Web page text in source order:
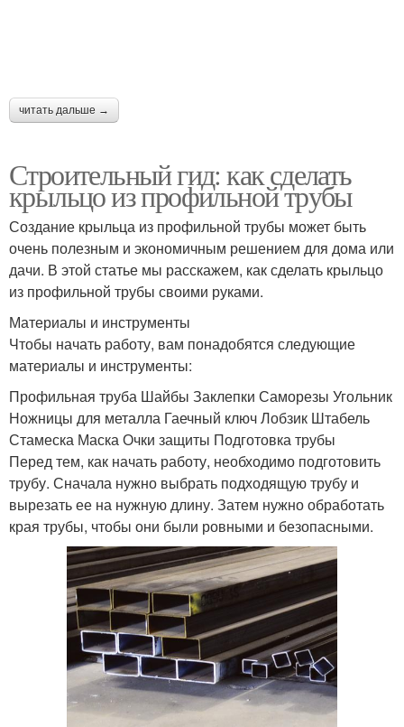
читать дальше →
Строительный гид: как сделать
крыльцо из профильной трубы
Создание крыльца из профильной трубы может быть
очень полезным и экономичным решением для дома или
дачи. В этой статье мы расскажем, как сделать крыльцо
из профильной трубы своими руками.
Материалы и инструменты
Чтобы начать работу, вам понадобятся следующие
материалы и инструменты:
Профильная труба Шайбы Заклепки Саморезы Угольник
Ножницы для металла Гаечный ключ Лобзик Штабель
Стамеска Маска Очки защиты Подготовка трубы
Перед тем, как начать работу, необходимо подготовить
трубу. Сначала нужно выбрать подходящую трубу и
вырезать ее на нужную длину. Затем нужно обработать
края трубы, чтобы они были ровными и безопасными.